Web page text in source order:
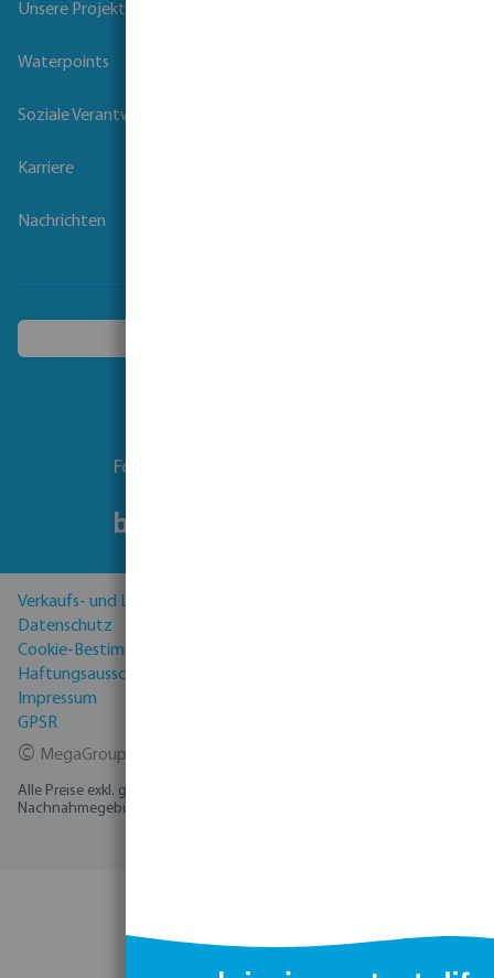
Unsere Projekte
Waterpoints
Soziale Verantwortung der Unternehmen
Karriere
Nachrichten
Folgen Sie uns
Verkaufs- und Lieferbedingungen
Datenschutz
Cookie-Bestimmungen
Haftungsausschluss
Impressum
GPSR
© MegaGroup Trade 2026
Alle Preise exkl. gesetzl. Mehrwertsteuer zzgl.
Nachnahmegebühren, wenn nicht anders angegeben.